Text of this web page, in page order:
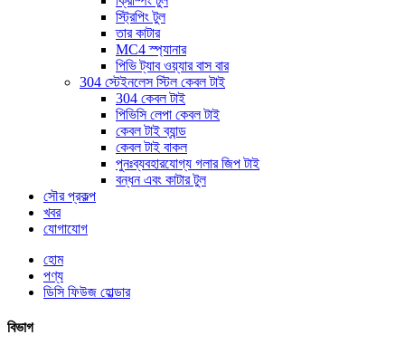
স্ট্রিপিং টুল
তার কাটার
MC4 স্প্যানার
পিভি ট্যাব ওয়্যার বাস বার
304 স্টেইনলেস স্টিল কেবল টাই
304 কেবল টাই
পিভিসি লেপা কেবল টাই
কেবল টাই ব্যান্ড
কেবল টাই বাকল
পুনঃব্যবহারযোগ্য গলার জিপ টাই
বন্ধন এবং কাটার টুল
সৌর প্রকল্প
খবর
যোগাযোগ
হোম
পণ্য
ডিসি ফিউজ হোল্ডার
বিভাগ